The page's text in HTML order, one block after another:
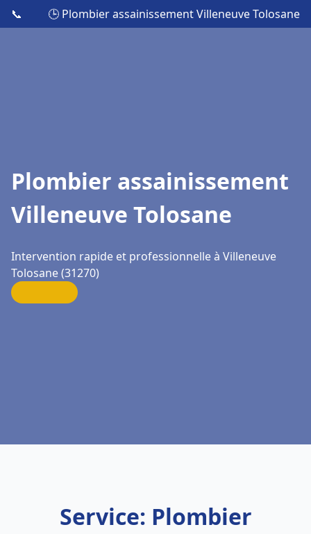
📞 🕒 Plombier assainissement Villeneuve Tolosane
Plombier assainissement
Villeneuve Tolosane
Intervention rapide et professionnelle à Villeneuve
Tolosane (31270)
Service: Plombier